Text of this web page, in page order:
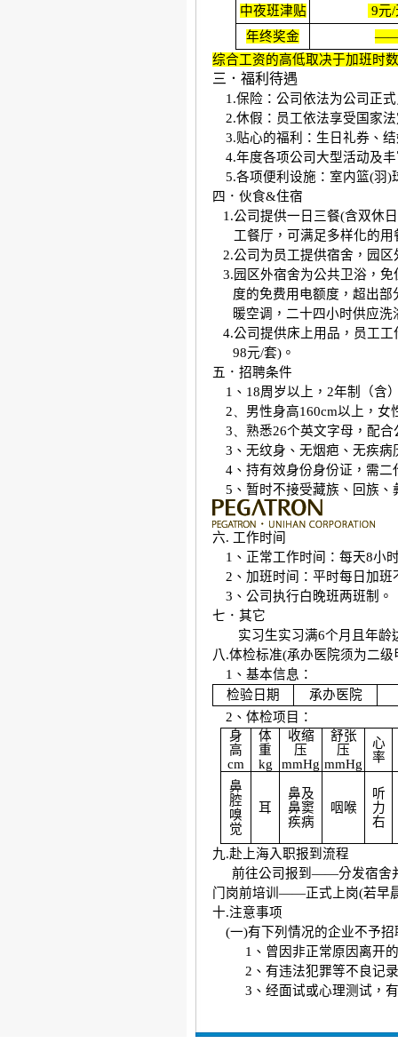
中夜班津贴
9元/
年终奖金
综合工资的高低取决于加班时
三．福利待遇
1.保险：公司依法为公司正
2.休假：员工依法享受国家
3.贴心的福利：生日礼券、
4.年度各项公司大型活动及
5.各项便利设施：室内篮(羽)
四．伙食&住宿
1.公司提供一日三餐(含双休
工餐厅，可满足多样化的用
2.公司为员工提供宿舍，园
3.园区外宿舍为公共卫浴，
度的免费用电额度，超出
暖空调，二十四小时供应洗
4.公司提供床上用品，员工
98元/套) 。
五．招聘条件
1 、 18周岁以上， 2年制（含
2、 男性身高160cm以上，女
3、 熟悉26个英文字母，配
3 、无纹身、无烟疤、无疾病
4、持有效身份身份证，需二
5 、暂时不接受藏族、回族、
六. 工作时间
1 、正常工作时间：每天8小
2 、加班时间：平时每日加班
3 、公司执行白晚班两班制。
七．其它
实习生实习满6个月且年龄
八.体检标准(承办医院须为二
1 、基本信息：
检验日期
承办医院
2 、体检项目：
身
高
cm
体
重
kg
收缩
压
mmHg
舒张
压
mmHg
心
率
鼻
腔
嗅
觉
耳
鼻及
鼻窦
疾病
咽喉
听
力
右
九.赴上海入职报到流程
前往公司报到——分发宿
门岗前培训——正式上岗(若早
十.注意事项
(一)有下列情况的企业不予招
1 、曾因非正常原因离开
2 、有违法犯罪等不良记
3 、经面试或心理测试，